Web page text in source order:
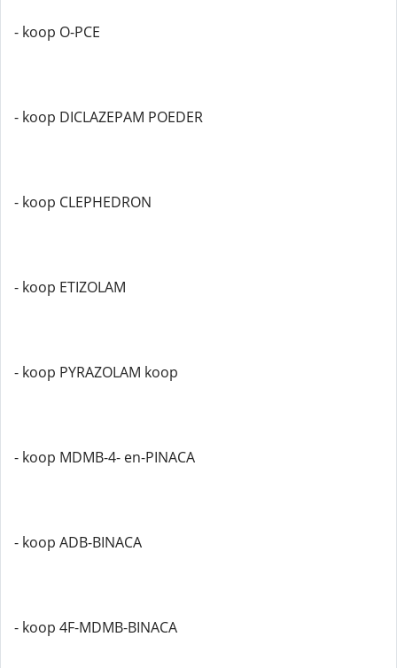
- koop O-PCE
- koop DICLAZEPAM POEDER
- koop CLEPHEDRON
- koop ETIZOLAM
- koop PYRAZOLAM koop
- koop MDMB-4- en-PINACA
- koop ADB-BINACA
- koop 4F-MDMB-BINACA